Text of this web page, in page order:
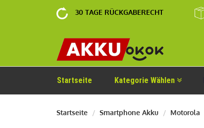
30 TAGE RÜCKGABERECHT
Startseite Kategorie Wählen
Startseite Smartphone Akku Motorola